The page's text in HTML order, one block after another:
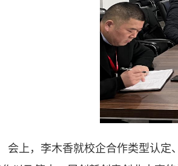
会上，李木香就校企合作类型认定